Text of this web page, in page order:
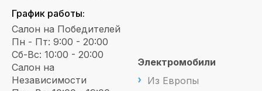
График работы:
Салон на Победителей
Пн - Пт: 9:00 - 20:00
Сб-Вс: 10:00 - 20:00
Салон на
Независимости
Электромобили
Из Европы